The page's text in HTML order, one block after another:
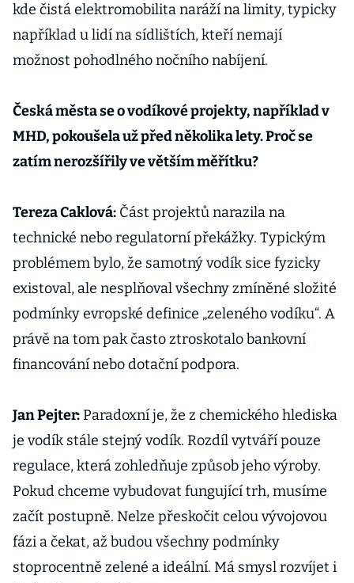
kde čistá elektromobilita naráží na limity, typicky
například u lidí na sídlištích, kteří nemají
možnost pohodlného nočního nabíjení.
Česká města se o vodíkové projekty, například v
MHD, pokoušela už před několika lety. Proč se
zatím nerozšířily ve větším měřítku?
Tereza Caklová: Část projektů narazila na
technické nebo regulatorní překážky. Typickým
problémem bylo, že samotný vodík sice fyzicky
existoval, ale nesplňoval všechny zmíněné složité
podmínky evropské definice „zeleného vodíku“. A
právě na tom pak často ztroskotalo bankovní
financování nebo dotační podpora.
Jan Pejter:Paradoxní je, že z chemického hlediska
je vodík stále stejný vodík. Rozdíl vytváří pouze
regulace, která zohledňuje způsob jeho výroby.
Pokud chceme vybudovat fungující trh, musíme
začít postupně. Nelze přeskočit celou vývojovou
fázi a čekat, až budou všechny podmínky
stoprocentně zelené a ideální. Má smysl rozvíjet i